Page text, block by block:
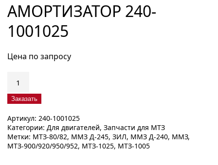
АМОРТИЗАТОР 240-
1001025
Цена по запросу
товара
Амортизатор
1001025
Заказать
Артикул: 240-1001025
Категории: Для двигателей, Запчасти для МТЗ
Метки: МТЗ-80/82, ММЗ Д-245, ЗИЛ, ММЗ Д-240, ММЗ,
МТЗ-900/920/950/952, МТЗ-1025, МТЗ-1005